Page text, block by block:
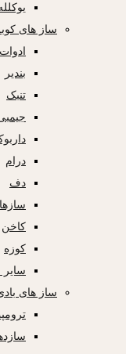
ساز های
بندیر
تنبک
درام
دف
کاخن
کوزه
سایر
ساز های